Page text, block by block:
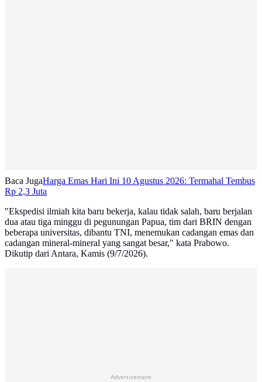
Baca JugaHarga Emas Hari Ini 10 Agustus 2026: Termahal Tembus
Rp 2,3 Juta
"Ekspedisi ilmiah kita baru bekerja, kalau tidak salah, baru berjalan
dua atau tiga minggu di pegunungan Papua, tim dari BRIN dengan
beberapa universitas, dibantu TNI, menemukan cadangan emas dan
cadangan mineral-mineral yang sangat besar," kata Prabowo.
Dikutip dari Antara, Kamis (9/7/2026).
Advertisement